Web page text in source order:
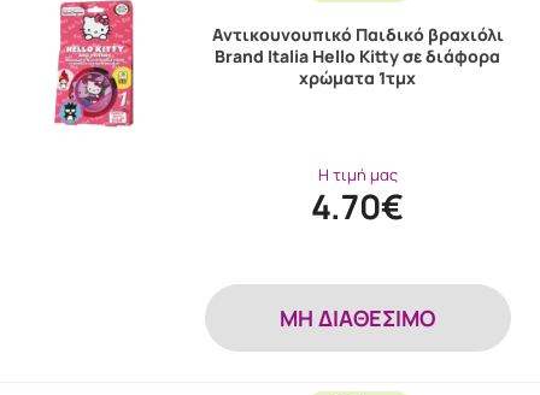
Αντικουνουπικό Παιδικό βραχιόλι
Brand Italia Hello Kitty σε διάφορα
χρώματα 1τμχ
Η τιμή μας
4.70€
MH ΔΙΑΘΕΣΙΜΟ